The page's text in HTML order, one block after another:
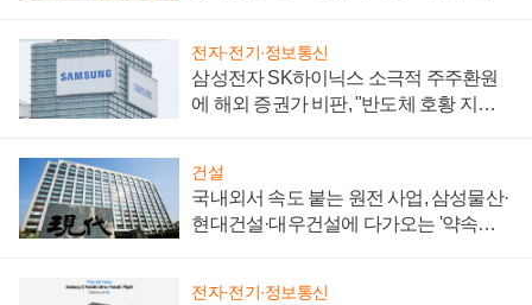
전자·전기·정보통신
삼성전자 SK하이닉스 소극적 주주환원
에 해외 증권가 비판, "반도체 호황 지속
건설
국내외서 속도 붙는 원전 사업, 삼성물산·
현대건설·대우건설에 다가오는 '약속의
전자·전기·정보통신